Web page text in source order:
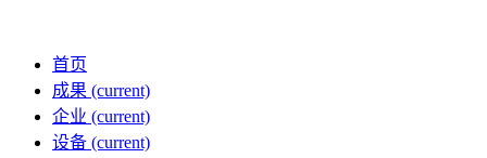
首页
成果 (current)
企业 (current)
设备 (current)